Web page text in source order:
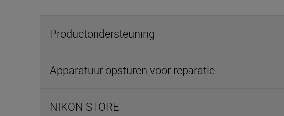
Productondersteuning
Apparatuur opsturen voor reparatie
NIKON STORE